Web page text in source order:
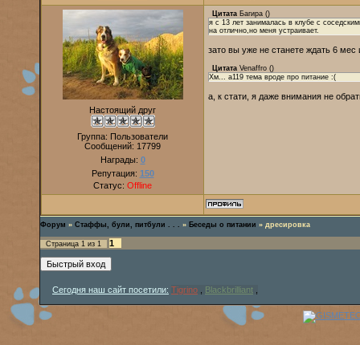
Настоящий друг
Группа: Пользователи
Сообщений: 17799
Награды: 0
Репутация: 150
Статус: Offline
Цитата Багира ()
я с 13 лет занималась в клубе с
на отлично,но меня устраивает.
зато вы уже не станете ждать 6
Цитата Venaffro ()
Хм... a119 тема вроде про питание :(
а, к стати, я даже внимания не
Форум » Стаффы, були, питбули . . . » Беседы о питании » дресировка
Страница 1 из 1 1
Сегодня наш сайт посетили: Tigrino Blackbrilliant